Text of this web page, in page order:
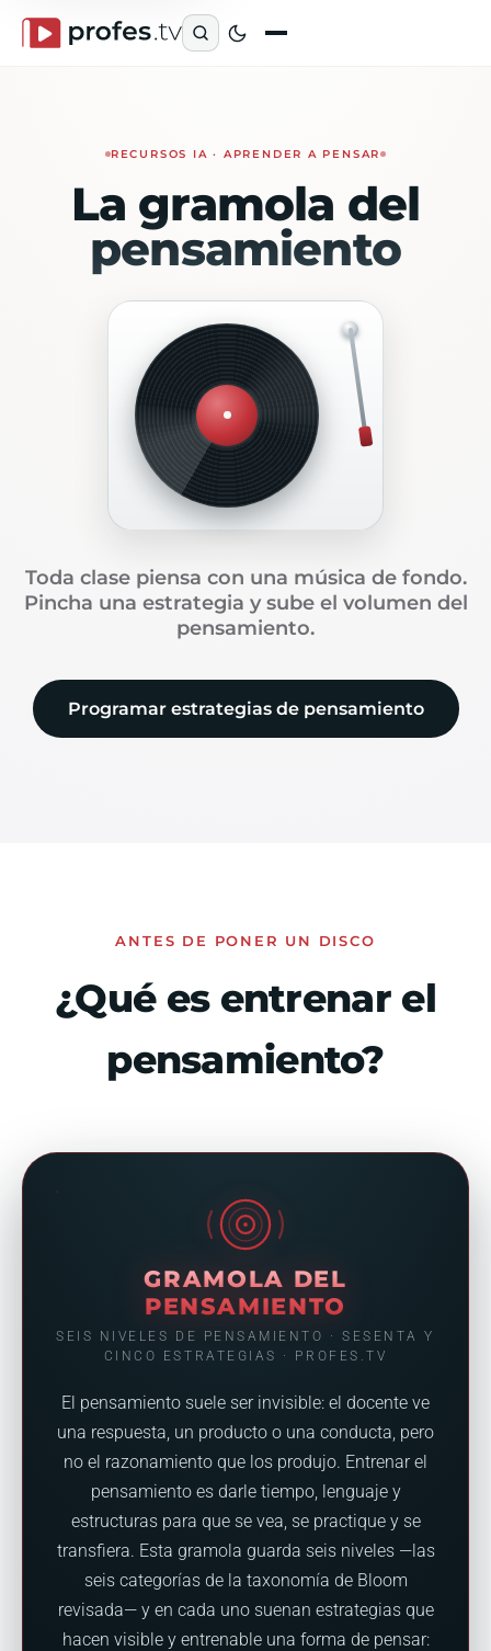
RECURSOS IA · APRENDER A PENSAR
La gramola del
pensamiento
Toda clase piensa con una música de fondo.
Pincha una estrategia y sube el volumen del
pensamiento.
Programar estrategias de pensamiento
ANTES DE PONER UN DISCO
¿Qué es entrenar el
pensamiento?
GRAMOLA DEL
PENSAMIENTO
SEIS NIVELES DE PENSAMIENTO · SESENTA Y
CINCO ESTRATEGIAS · PROFES.TV
El pensamiento suele ser invisible: el docente ve
una respuesta, un producto o una conducta, pero
no el razonamiento que los produjo. Entrenar el
pensamiento es darle tiempo, lenguaje y
estructuras para que se vea, se practique y se
transfiera. Esta gramola guarda seis niveles —las
seis categorías de la taxonomía de Bloom
revisada— y en cada uno suenan estrategias que
hacen visible y entrenable una forma de pensar: